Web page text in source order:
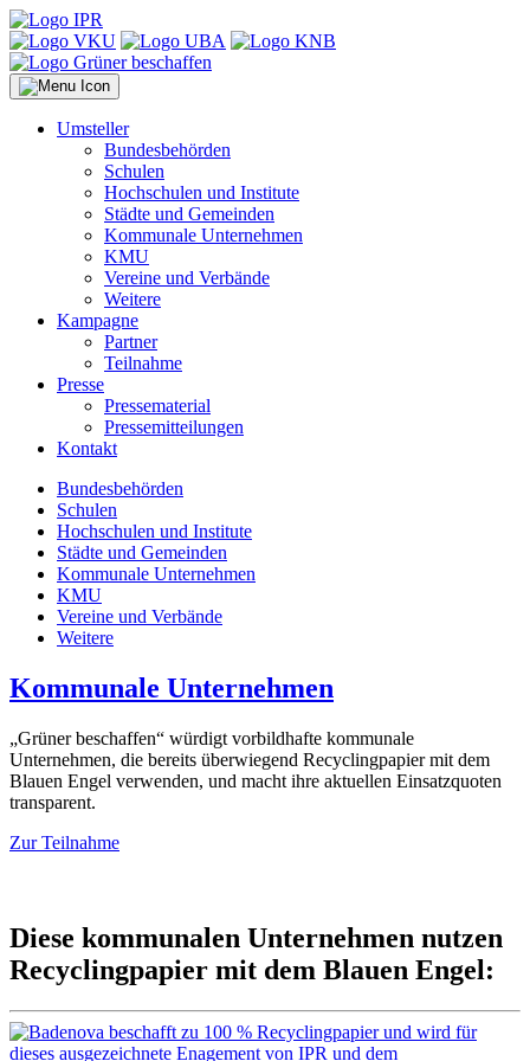
Umsteller
Bundesbehörden
Schulen
Hochschulen und Institute
Städte und Gemeinden
Kommunale Unternehmen
KMU
Vereine und Verbände
Weitere
Kampagne
Partner
Teilnahme
Presse
Pressematerial
Pressemitteilungen
Kontakt
Bundesbehörden
Schulen
Hochschulen und Institute
Städte und Gemeinden
Kommunale Unternehmen
KMU
Vereine und Verbände
Weitere
Kommunale Unternehmen
„Grüner beschaffen“ würdigt vorbildhafte kommunale
Unternehmen, die bereits überwiegend Recyclingpapier mit dem
Blauen Engel verwenden, und macht ihre aktuellen Einsatzquoten
transparent.
Zur Teilnahme
Diese kommunalen Unternehmen nutzen
Recyclingpapier mit dem Blauen Engel: